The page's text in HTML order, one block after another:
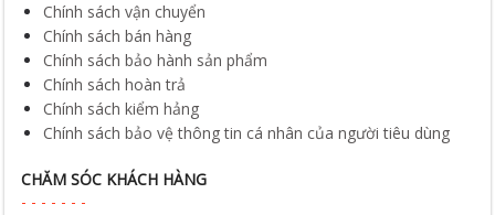
Chính sách vận chuyển
Chính sách bán hàng
Chính sách bảo hành sản phẩm
Chính sách hoàn trả
Chính sách kiểm hảng
Chính sách bảo vệ thông tin cá nhân của người tiêu dùng
CHĂM SÓC KHÁCH HÀNG